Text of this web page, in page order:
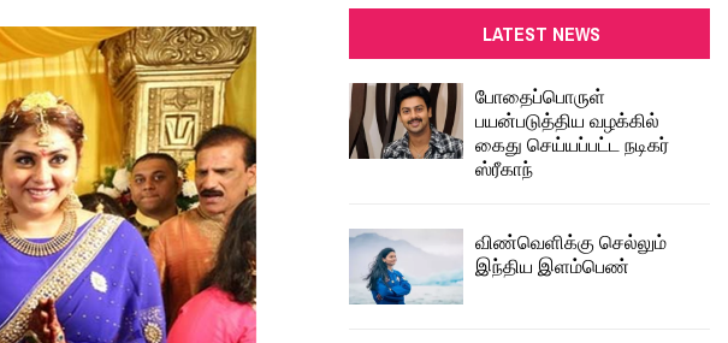
f
o
r
:
LATEST NEWS
போதைப்பொருள்
பயன்படுத்திய வழக்கில்
கைது செய்யப்பட்ட நடிகர்
ஸ்ரீகாந்
விண்வெளிக்கு செல்லும்
இந்திய இளம்பெண்